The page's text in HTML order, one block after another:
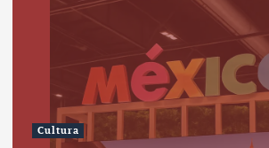
Cultura